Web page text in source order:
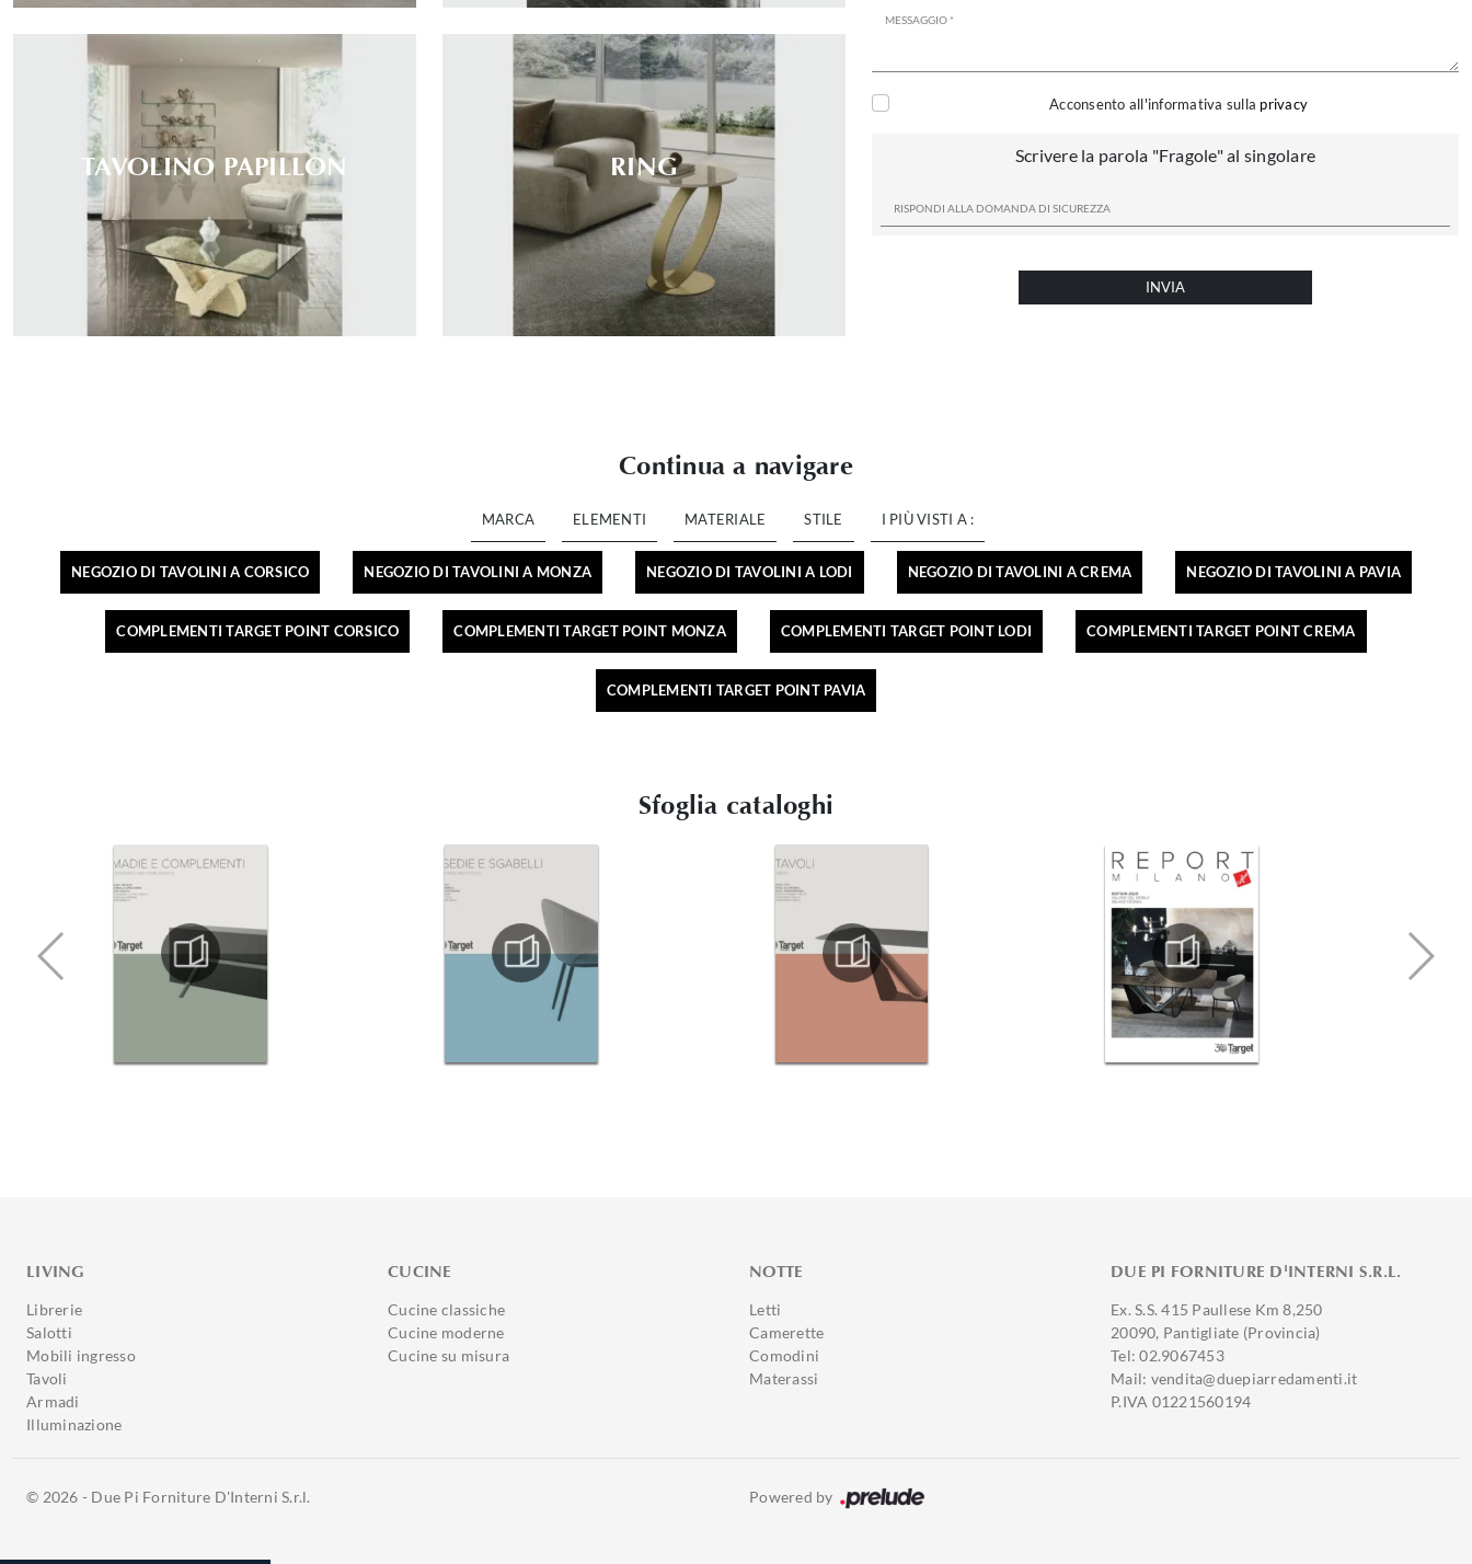
TAVOLINO PAPILLON RING
Acconsento all'informativa sulla privacy
Scrivere la parola "Fragole" al singolare
INVIA
Continua a navigare
MARCA ELEMENTI MATERIALE STILE I PIÙ VISTI A :
NEGOZIO DI TAVOLINI A CORSICO NEGOZIO DI TAVOLINI A MONZA NEGOZIO DI TAVOLINI A LODI NEGOZIO DI TAVOLINI A CREMA NEGOZIO DI TAVOLINI A PAVIA
COMPLEMENTI TARGET POINT CORSICO COMPLEMENTI TARGET POINT MONZA COMPLEMENTI TARGET POINT LODI COMPLEMENTI TARGET POINT CREMA
COMPLEMENTI TARGET POINT PAVIA
Sfoglia cataloghi
LIVING
Librerie
Salotti
Mobili ingresso
Tavoli
Armadi
Illuminazione
CUCINE
Cucine classiche
Cucine moderne
Cucine su misura
NOTTE
Letti
Camerette
Comodini
Materassi
DUE PI FORNITURE D'INTERNI S.R.L.
Ex. S.S. 415 Paullese Km 8,250
20090, Pantigliate (Provincia)
Tel: 02.9067453
Mail: vendita@duepiarredamenti.it
P.IVA 01221560194
© 2026 - Due Pi Forniture D'Interni S.r.l. Powered by